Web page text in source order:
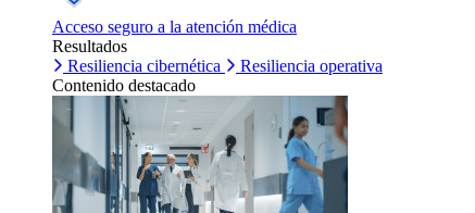
Acceso seguro a la atención médica
Resultados
Resiliencia cibernética
Resiliencia operativa
Contenido destacado